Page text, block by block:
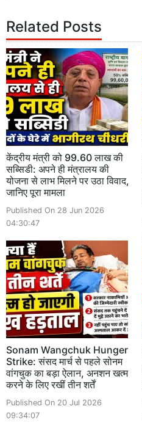
Related Posts
केंद्रीय मंत्री को 99.60 लाख की
सब्सिडी: अपने ही मंत्रालय की
योजना से लाभ मिलने पर उठा विवाद,
जानिए पूरा मामला
Published On 28 Jun 2026
04:30:47
Sonam Wangchuk Hunger
Strike: संसद मार्च से पहले सोनम
वांगचुक का बड़ा ऐलान, अनशन खत्म
करने के लिए रखीं तीन शर्तें
Published On 20 Jul 2026
09:34:07